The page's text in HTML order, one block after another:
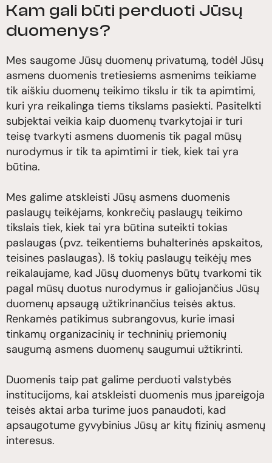
Kam gali būti perduoti Jūsų
duomenys?
Mes saugome Jūsų duomenų privatumą, todėl Jūsų
asmens duomenis tretiesiems asmenims teikiame
tik aiškiu duomenų teikimo tikslu ir tik ta apimtimi,
kuri yra reikalinga tiems tikslams pasiekti. Pasitelkti
subjektai veikia kaip duomenų tvarkytojai ir turi
teisę tvarkyti asmens duomenis tik pagal mūsų
nurodymus ir tik ta apimtimi ir tiek, kiek tai yra
būtina.
Mes galime atskleisti Jūsų asmens duomenis
paslaugų teikėjams, konkrečių paslaugų teikimo
tikslais tiek, kiek tai yra būtina suteikti tokias
paslaugas (pvz. teikentiems buhalterinės apskaitos,
teisines paslaugas). Iš tokių paslaugų teikėjų mes
reikalaujame, kad Jūsų duomenys būtų tvarkomi tik
pagal mūsų duotus nurodymus ir galiojančius Jūsų
duomenų apsaugą užtikrinančius teisės aktus.
Renkamės patikimus subrangovus, kurie imasi
tinkamų organizacinių ir techninių priemonių
saugumą asmens duomenų saugumui užtikrinti.
Duomenis taip pat galime perduoti valstybės
institucijoms, kai atskleisti duomenis mus įpareigoja
teisės aktai arba turime juos panaudoti, kad
apsaugotume gyvybinius Jūsų ar kitų fizinių asmenų
interesus.